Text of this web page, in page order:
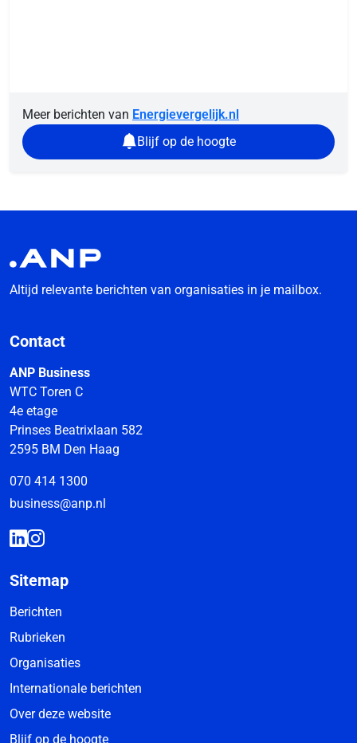
Meer berichten van Energievergelijk.nl
Blijf op de hoogte
Altijd relevante berichten van organisaties in je mailbox.
Contact
ANP Business
WTC Toren C
4e etage
Prinses Beatrixlaan 582
2595 BM Den Haag
070 414 1300
business@anp.nl
Sitemap
Berichten
Rubrieken
Organisaties
Internationale berichten
Over deze website
Blijf op de hoogte